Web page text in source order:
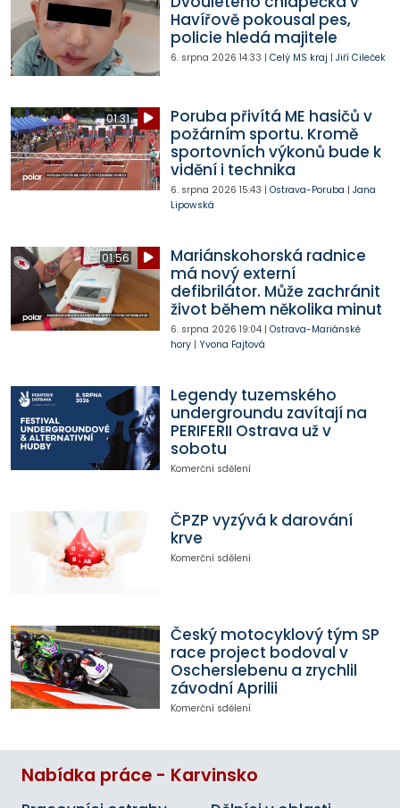
Havířově pokousal pes,
policie hledá majitele
6. srpna 2026 14:33 | Celý MS kraj | Jiří Cileček
01:31
Poruba přivítá ME hasičů v
požárním sportu. Kromě
sportovních výkonů bude k
vidění i technika
6. srpna 2026 15:43 | Ostrava-Poruba | Jana
Lipowská
01:56
Mariánskohorská radnice
má nový externí
defibrilátor. Může zachránit
život během několika minut
6. srpna 2026 19:04| Ostrava-Mariánské
hory| Yvona Fajtová
Legendy tuzemského
undergroundu zavítají na
PERIFERII Ostrava už v
sobotu
Komerční sdělení
ČPZP vyzývá k darování
krve
Komerční sdělení
Český motocyklový tým SP
race project bodoval v
Oscherslebenu a zrychlil
závodní Aprilii
Komerční sdělení
Nabídka práce - Karvinsko